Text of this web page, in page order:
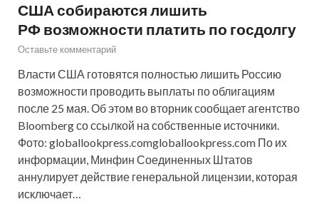
США собираются лишить
РФ возможности платить по госдолгу
Оставьте комментарий
Власти США готовятся полностью лишить Россию
возможности проводить выплаты по облигациям
после 25 мая. Об этом во вторник сообщает агентство
Bloomberg со ссылкой на собственные источники.
Фото: globallookpress.comgloballookpress.com По их
информации, Минфин Соединенных Штатов
аннулирует действие генеральной лицензии, которая
исключает…